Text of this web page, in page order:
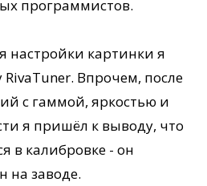
программистов.
настройки картинки я
Впрочем, после
с гаммой, яркостью и
я пришёл к выводу, что
в калибровке - он
на заводе.